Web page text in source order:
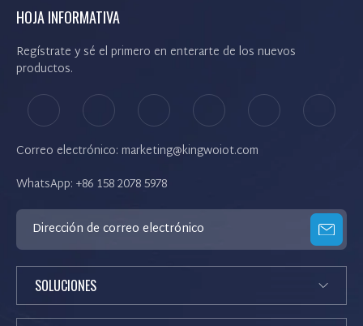
SOLUCIONES
HOJA INFORMATIVA
Regístrate y sé el primero en enterarte de los nuevos
productos.
Correo electrónico: marketing@kingwoiot.com
WhatsApp: +86 158 2078 5978